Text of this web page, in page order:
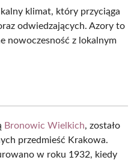
klimat, który przyciąga
odwiedzających. Azory to
nowoczesność z lokalnym
Bronowic Wielkich, zostało
przedmieść Krakowa.
w roku 1932, kiedy